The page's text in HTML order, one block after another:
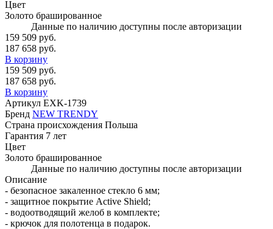
Цвет
Золото брашированное
Данные по наличию доступны после авторизации
159 509 руб.
187 658 руб.
В корзину
159 509 руб.
187 658 руб.
В корзину
Артикул EXK-1739
Бренд NEW TRENDY
Страна происхождения Польша
Гарантия 7 лет
Цвет
Золото брашированное
Данные по наличию доступны после авторизации
Описание
- безопасное закаленное стекло 6 мм;
- защитное покрытие Active Shield;
- водоотводящий желоб в комплекте;
- крючок для полотенца в подарок.